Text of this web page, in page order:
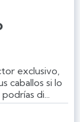
exclusivo,
caballos si lo
di...